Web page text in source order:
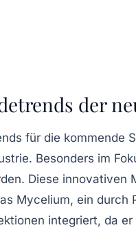
der
für die kommende
Besonders im
Diese
Mycelium, ein
integriert, da